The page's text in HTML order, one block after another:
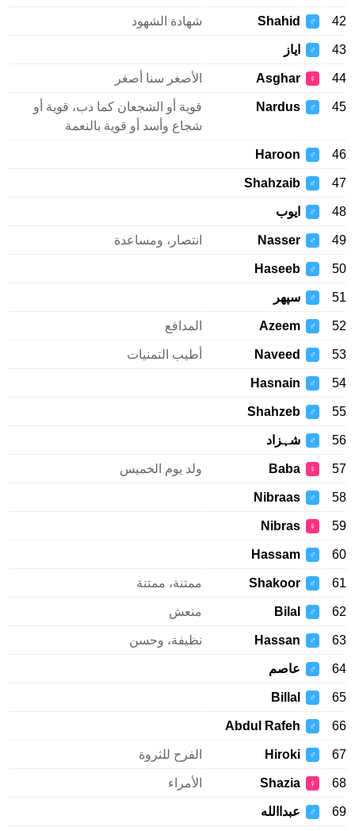
42
♂
Shahid شهادة الشهود
43
♂ اياز
44
♀
Asghar الأصغر سنا أصغر
45
♂
Nardus
قوية أو الشجعان كما دب، قوية أو
شجاع وأسد أو قوية بالنعمة
46
♂
Haroon
47
♂
Shahzaib
48
♂ ایوب
49
♂
Nasser انتصار، ومساعدة
50
♂
Haseeb
51
♂ سپهر
52
♂
Azeem المدافع
53
♂
Naveed أطيب التمنيات
54
♂
Hasnain
55
♂
Shahzeb
56
♂ شہزاد
57
♀
Baba ولد يوم الخميس
58
♂
Nibraas
59
♀
Nibras
60
♂
Hassam
61
♂
Shakoor ممتنة، ممتنة
62
♂
Bilal منعش
63
♂
Hassan نظيفة، وحسن
64
♂ عاصم
65
♂
Billal
66
♂
Abdul Rafeh
67
♂
Hiroki الفرح للثروة
68
♀
Shazia الأمراء
69
♂ عبداالله